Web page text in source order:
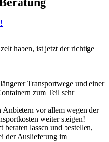
haben, ist jetzt der richtige
Transportwege und einer
zum Teil sehr
Anbietern vor allem wegen der
weiter steigen!
lassen und bestellen,
der Auslieferung im